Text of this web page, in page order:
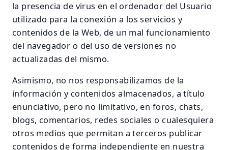
la presencia de virus en el ordenador del Usuario
utilizado para la conexión a los servicios y
contenidos de la Web, de un mal funcionamiento
del navegador o del uso de versiones no
actualizadas del mismo.
Asimismo, no nos responsabilizamos de la
información y contenidos almacenados, a título
enunciativo, pero no limitativo, en foros, chats,
blogs, comentarios, redes sociales o cualesquiera
otros medios que permitan a terceros publicar
contenidos de forma independiente en nuestra